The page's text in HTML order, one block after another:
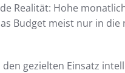
Realität: Hohe
Budget meist nur in die
gezielten Einsatz